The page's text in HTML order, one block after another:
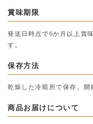
賞味期限
発送日時点で6か月以上賞
す。
保存方法
乾燥した冷暗所で保存。開
商品お届けについて